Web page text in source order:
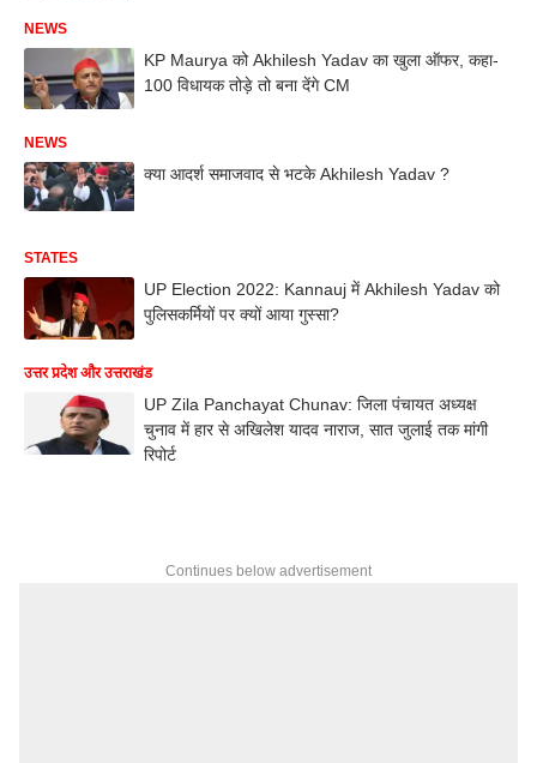
NEWS
KP Maurya को Akhilesh Yadav का खुला ऑफर, कहा-
100 विधायक तोड़े तो बना देंगे CM
NEWS
क्या आदर्श समाजवाद से भटके Akhilesh Yadav ?
STATES
UP Election 2022: Kannauj में Akhilesh Yadav को
पुलिसकर्मियों पर क्यों आया गुस्सा?
उत्तर प्रदेश और उत्तराखंड
UP Zila Panchayat Chunav: जिला पंचायत अध्यक्ष
चुनाव में हार से अखिलेश यादव नाराज, सात जुलाई तक मांगी
रिपोर्ट
Continues below advertisement